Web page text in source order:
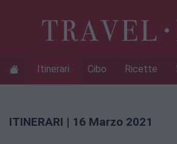
Itinerari Cibo Ricette
ITINERARI | 16 Marzo 2021